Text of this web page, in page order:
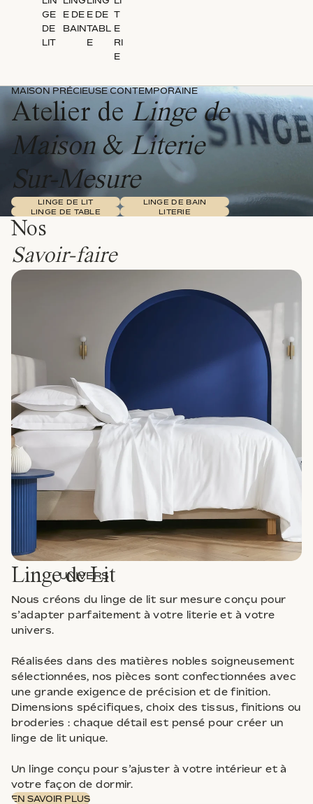
GE
DE
LIT
E DE
BAIN
E DE
TABL
E
T
E
RI
E
UNIVERS
MAISON PRÉCIEUSE CONTEMPORAINE
Atelier de Linge de
Maison& Literie
Sur-Mesure
LINGE DE LIT
LINGE DE BAIN
LINGE DE TABLE
LITERIE
Nos
Savoir-faire
Linge de Lit
Nous créons du linge de lit sur mesure conçu pour
s’adapter parfaitement à votre literie et à votre
univers.
Réalisées dans des matières nobles soigneusement
sélectionnées, nos pièces sont confectionnées avec
une grande exigence de précision et de finition.
Dimensions spécifiques, choix des tissus, finitions ou
broderies : chaque détail est pensé pour créer un
linge de lit unique.
Un linge conçu pour s’ajuster à votre intérieur et à
votre façon de dormir.
EN SAVOIR PLUS